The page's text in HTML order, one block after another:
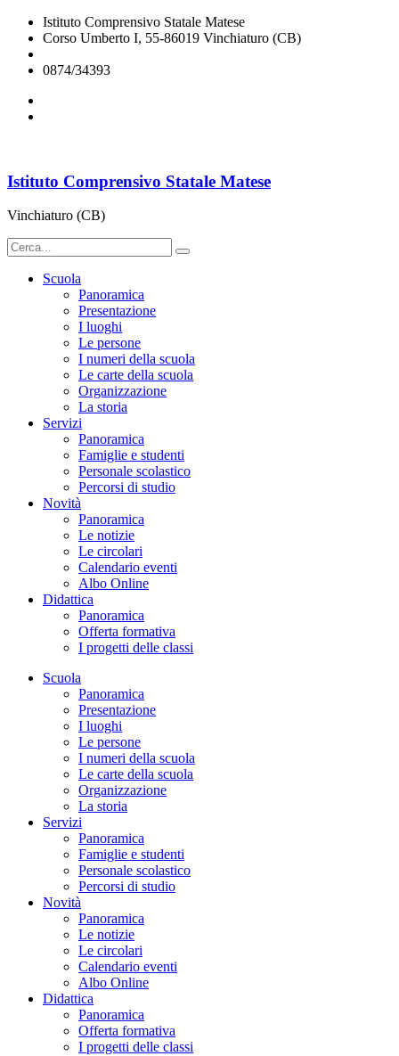
Istituto Comprensivo Statale Matese
Corso Umberto I, 55-86019 Vinchiaturo (CB)
0874/34393
Istituto Comprensivo Statale Matese
Vinchiaturo (CB)
Scuola
Panoramica
Presentazione
I luoghi
Le persone
I numeri della scuola
Le carte della scuola
Organizzazione
La storia
Servizi
Panoramica
Famiglie e studenti
Personale scolastico
Percorsi di studio
Novità
Panoramica
Le notizie
Le circolari
Calendario eventi
Albo Online
Didattica
Panoramica
Offerta formativa
I progetti delle classi
Scuola
Panoramica
Presentazione
I luoghi
Le persone
I numeri della scuola
Le carte della scuola
Organizzazione
La storia
Servizi
Panoramica
Famiglie e studenti
Personale scolastico
Percorsi di studio
Novità
Panoramica
Le notizie
Le circolari
Calendario eventi
Albo Online
Didattica
Panoramica
Offerta formativa
I progetti delle classi